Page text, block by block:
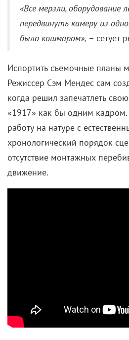
Не путать с американским
экзорцизм под музыку The
похитили.
«Избави нас от лукавого»